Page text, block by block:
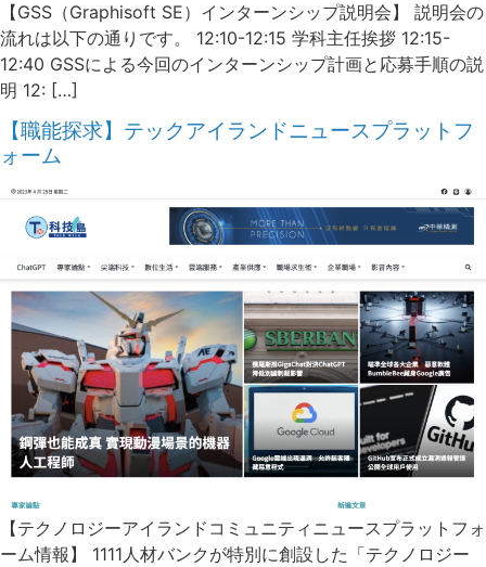
【GSS（Graphisoft SE）インターンシップ説明会】 説明会の
流れは以下の通りです。 12:10-12:15 学科主任挨拶 12:15-
12:40 GSSによる今回のインターンシップ計画と応募手順の説
明 12: […]
【職能探求】テックアイランドニュースプラットフ
ォーム
【テクノロジーアイランドコミュニティニュースプラットフォ
ーム情報】 1111人材バンクが特別に創設した「テクノロジー